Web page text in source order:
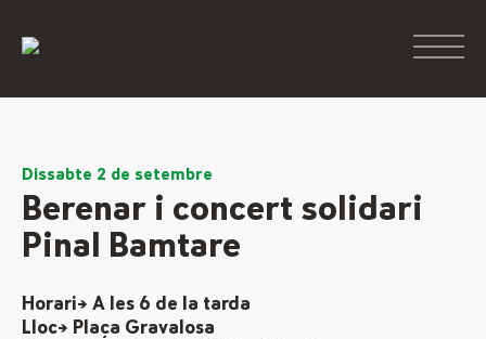
Dissabte 2 de setembre
Berenar i concert solidari
Pinal Bamtare
Horari→ A les 6 de la tarda
Lloc→ Plaça Gravalosa